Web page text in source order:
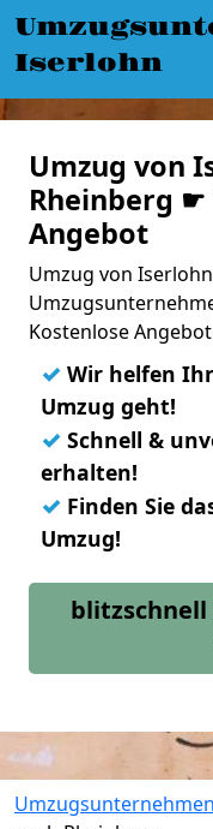
Iserlohn
Umzug von
Rheinberg ☛
Angebot
Umzug von
Kostenlose
✓ Wir helfen
Umzug geht!
✓ Schnell &
erhalten!
✓ Finden Sie
Umzug!
blitzschnell